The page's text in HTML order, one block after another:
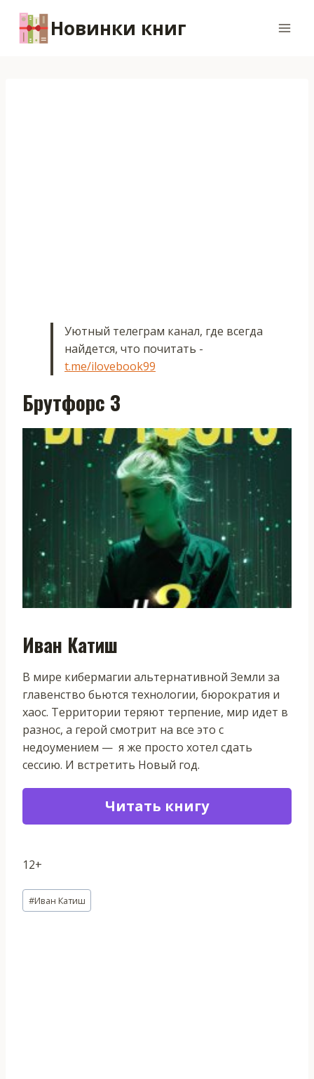
содержимому
Новинки книг
Уютный телеграм канал, где всегда
найдется, что почитать -
t.me/ilovebook99
Брутфорс 3
Иван Катиш
В мире кибермагии альтернативной Земли за
главенство бьются технологии, бюрократия и
хаос. Территории теряют терпение, мир идет в
разнос, а герой смотрит на все это с
недоумением — я же просто хотел сдать
сессию. И встретить Новый год.
Читать книгу
12+
Метки
записи:
#Иван Катиш